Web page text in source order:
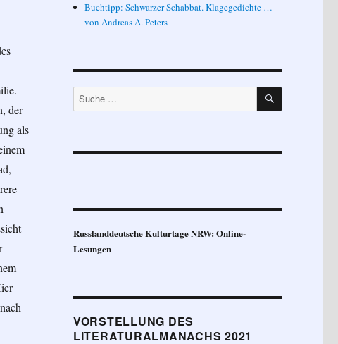
der
als
Buchtipp: Schwarzer Schabbat. Klagegedichte …
von Andreas A. Peters
Suche
nach:
SUCHEN
Russlanddeutsche Kulturtage NRW: Online-
Lesungen
VORSTELLUNG DES
LITERATURALMANACHS 2021